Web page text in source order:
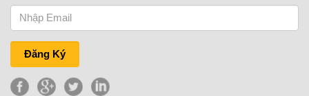
Đăng Ký